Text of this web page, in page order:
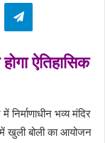
ऐतिहासिक
निर्माणाधीन भव्य मंदिर
खुली बोली का आयोजन